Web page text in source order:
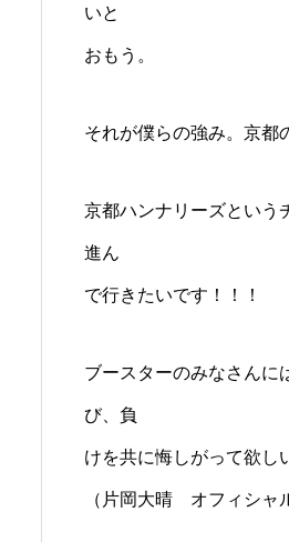
いと
おもう。
それが僕らの強み。京都
京都ハンナリーズという
進ん
で行きたいです！！！
ブースターのみなさんに
び、負
けを共に悔しがって欲し
（片岡大晴 オフィシャ